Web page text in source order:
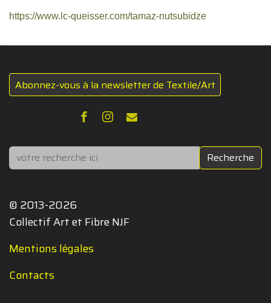
https://www.lc-queisser.com/tamaz-nutsubidze
Abonnez-vous à la newsletter de Textile/Art
Rechercher Recherche
© 2013-2026
Collectif Art et Fibre NJF
Mentions légales
Contacts